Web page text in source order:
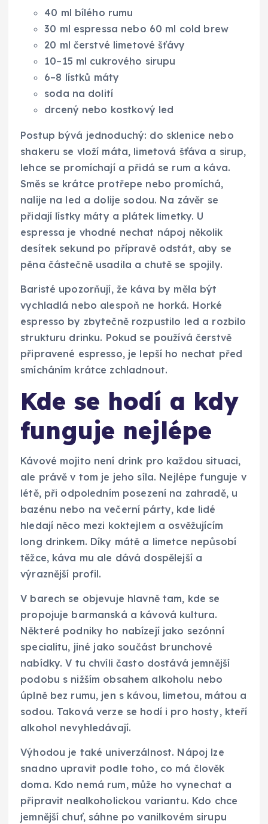
40 ml bílého rumu
30 ml espressa nebo 60 ml cold brew
20 ml čerstvé limetové šťávy
10–15 ml cukrového sirupu
6–8 lístků máty
soda na dolití
drcený nebo kostkový led
Postup bývá jednoduchý: do sklenice nebo
shakeru se vloží máta, limetová šťáva a sirup,
lehce se promíchají a přidá se rum a káva.
Směs se krátce protřepe nebo promíchá,
nalije na led a dolije sodou. Na závěr se
přidají lístky máty a plátek limetky. U
espressa je vhodné nechat nápoj několik
desítek sekund po přípravě odstát, aby se
pěna částečně usadila a chutě se spojily.
Baristé upozorňují, že káva by měla být
vychladlá nebo alespoň ne horká. Horké
espresso by zbytečně rozpustilo led a rozbilo
strukturu drinku. Pokud se používá čerstvě
připravené espresso, je lepší ho nechat před
smícháním krátce zchladnout.
Kde se hodí a kdy
funguje nejlépe
Kávové mojito není drink pro každou situaci,
ale právě v tom je jeho síla. Nejlépe funguje v
létě, při odpoledním posezení na zahradě, u
bazénu nebo na večerní párty, kde lidé
hledají něco mezi koktejlem a osvěžujícím
long drinkem. Díky mátě a limetce nepůsobí
těžce, káva mu ale dává dospělejší a
výraznější profil.
V barech se objevuje hlavně tam, kde se
propojuje barmanská a kávová kultura.
Některé podniky ho nabízejí jako sezónní
specialitu, jiné jako součást brunchové
nabídky. V tu chvíli často dostává jemnější
podobu s nižším obsahem alkoholu nebo
úplně bez rumu, jen s kávou, limetou, mátou a
sodou. Taková verze se hodí i pro hosty, kteří
alkohol nevyhledávají.
Výhodou je také univerzálnost. Nápoj lze
snadno upravit podle toho, co má člověk
doma. Kdo nemá rum, může ho vynechat a
připravit nealkoholickou variantu. Kdo chce
jemnější chuť, sáhne po vanilkovém sirupu